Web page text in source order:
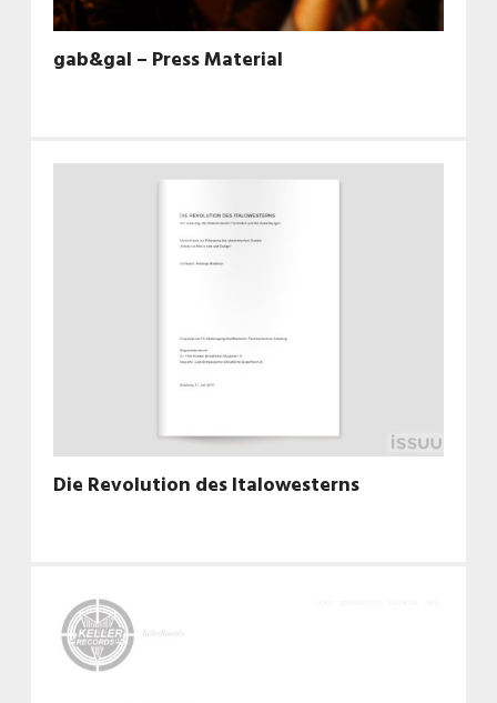
gab&gal – Press Material
Die Revolution des Italowesterns